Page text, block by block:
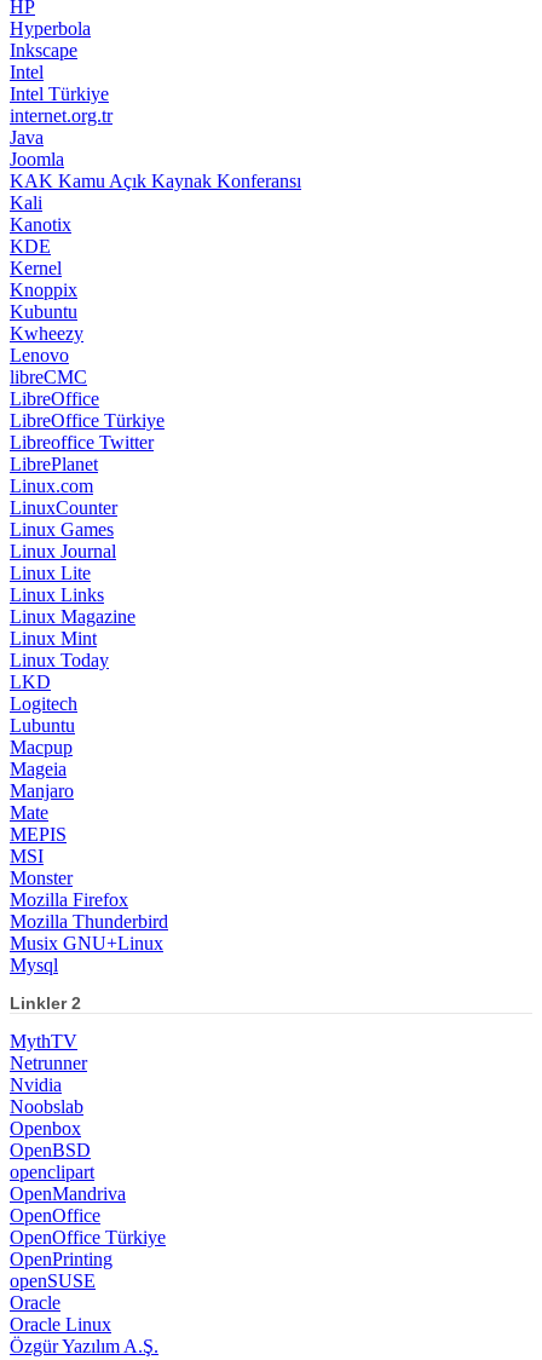
HP
Hyperbola
Inkscape
Intel
Intel Türkiye
internet.org.tr
Java
Joomla
KAK Kamu Açık Kaynak Konferansı
Kali
Kanotix
KDE
Kernel
Knoppix
Kubuntu
Kwheezy
Lenovo
libreCMC
LibreOffice
LibreOffice Türkiye
Libreoffice Twitter
LibrePlanet
Linux.com
LinuxCounter
Linux Games
Linux Journal
Linux Lite
Linux Links
Linux Magazine
Linux Mint
Linux Today
LKD
Logitech
Lubuntu
Macpup
Mageia
Manjaro
Mate
MEPIS
MSI
Monster
Mozilla Firefox
Mozilla Thunderbird
Musix GNU+Linux
Mysql
Linkler 2
MythTV
Netrunner
Nvidia
Noobslab
Openbox
OpenBSD
openclipart
OpenMandriva
OpenOffice
OpenOffice Türkiye
OpenPrinting
openSUSE
Oracle
Oracle Linux
Özgür Yazılım A.Ş.